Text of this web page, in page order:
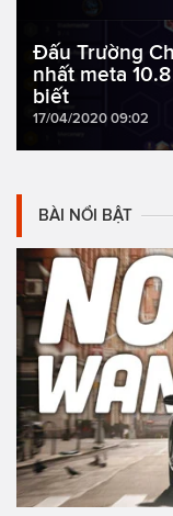
Đấu Trường
nhất meta
biết
17/04/2020 09:02
BÀI NỔI BẬT